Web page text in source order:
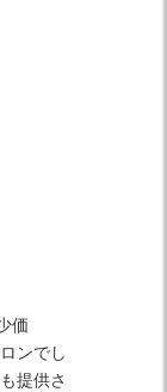
価
ンでし
提供さ